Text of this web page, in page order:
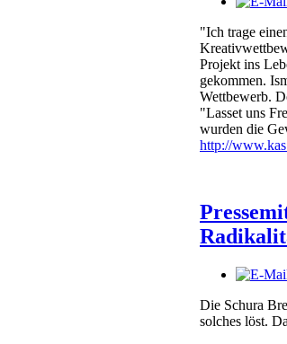
"Ich trage
Projekt ins
gekommen.
Wettbewerb.
"Lasset uns
wurden die
http://
Die Schura
solches löst.